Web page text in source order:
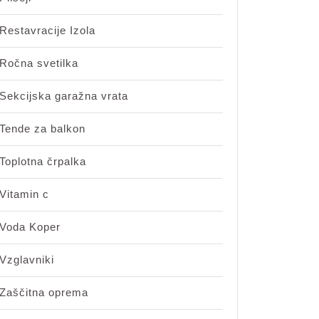
Restavracije Izola
Ročna svetilka
Sekcijska garažna vrata
Tende za balkon
Toplotna črpalka
Vitamin c
Voda Koper
Vzglavniki
Zaščitna oprema